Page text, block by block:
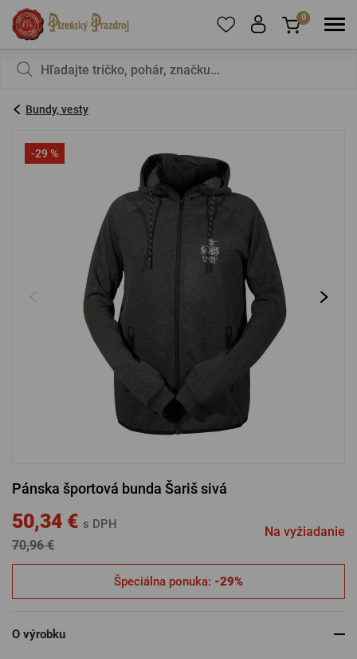
sa
PRIHLÁSIŤ SA
Zabudnuté heslo Nová registrácia
PRIHLÁSENIE CEZ FACEBOOK
PRIHLÁSENIE CEZ GOOGLE
0
Bundy, vesty
-29 %
Pánska športová bunda Šariš sivá
70,96 €
50,34 € s DPH Na vyžiadanie
Špeciálna ponuka: -29%
O výrobku